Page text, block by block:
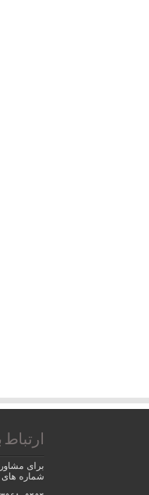
ارتباط
برای
شماره